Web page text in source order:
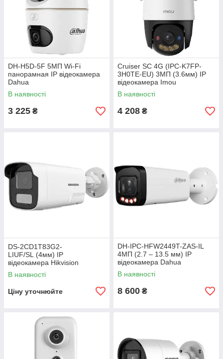
DH-H5D-5F 5МП Wi-Fi
панорамная IP відеокамера
Dahua
В наявності
3 225 ₴
Cruiser SC 4G (IPC-K7FP-
3H0TE-EU) 3МП (3.6мм) IP
відеокамера Imou
В наявності
4 208 ₴
DS-2CD1T83G2-
LIUF/SL (4мм) IP
відеокамера Hikvision
В наявності
Ціну уточнюйте
DH-IPC-HFW2449T-ZAS-IL
4МП (2.7 – 13.5 мм) IP
відеокамера Dahua
В наявності
8 600 ₴